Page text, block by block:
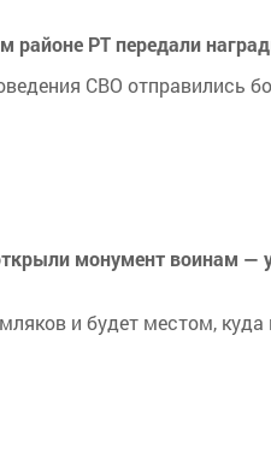
РТ передали
СВО отправились
монумент воинам —
и будет местом,